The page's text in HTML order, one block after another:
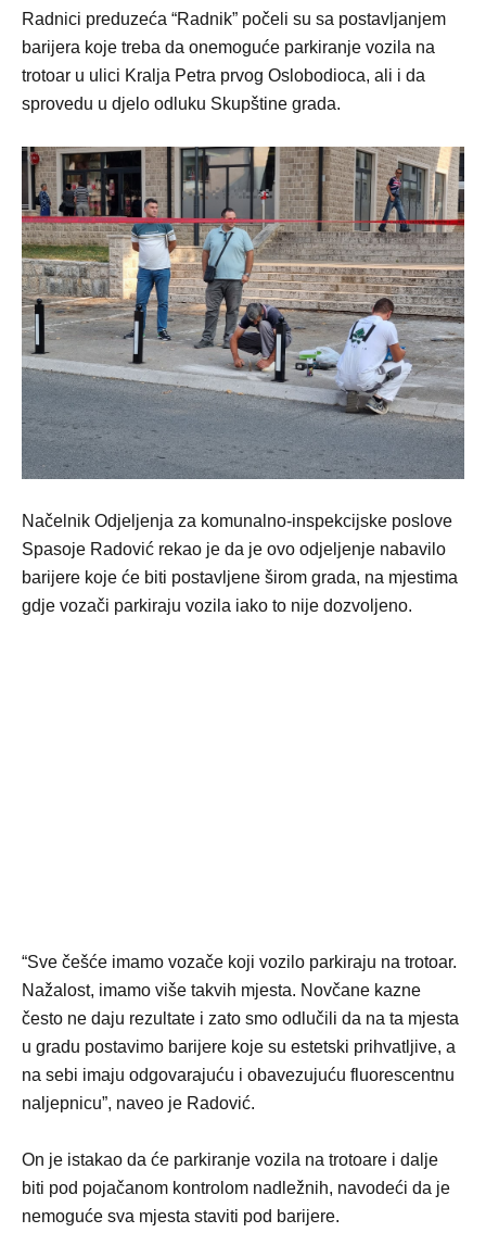
Radnici preduzeća “Radnik” počeli su sa postavljanjem
barijera koje treba da onemoguće parkiranje vozila na
trotoar u ulici Kralja Petra prvog Oslobodioca, ali i da
sprovedu u djelo odluku Skupštine grada.
Načelnik Odjeljenja za komunalno-inspekcijske poslove
Spasoje Radović rekao je da je ovo odjeljenje nabavilo
barijere koje će biti postavljene širom grada, na mjestima
gdje vozači parkiraju vozila iako to nije dozvoljeno.
“Sve češće imamo vozače koji vozilo parkiraju na trotoar.
Nažalost, imamo više takvih mjesta. Novčane kazne
često ne daju rezultate i zato smo odlučili da na ta mjesta
u gradu postavimo barijere koje su estetski prihvatljive, a
na sebi imaju odgovarajuću i obavezujuću fluorescentnu
naljepnicu”, naveo je Radović.
On je istakao da će parkiranje vozila na trotoare i dalje
biti pod pojačanom kontrolom nadležnih, navodeći da je
nemoguće sva mjesta staviti pod barijere.